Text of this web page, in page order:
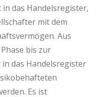
das Handelsregister,
mit dem
Aus
bis zur
das Handelsregister
Es ist